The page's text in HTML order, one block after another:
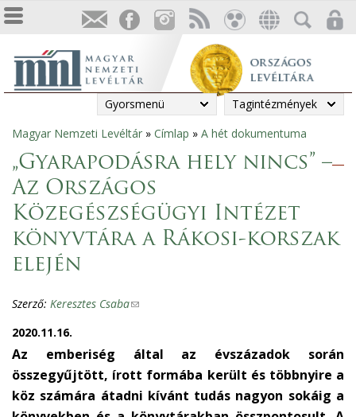
Gyorsmenü Tagintézmények
Jelenlegi
hely
Magyar Nemzeti Levéltár » Címlap » A hét dokumentuma
„Gyarapodásra hely nincs” –
Az Országos
Közegészségügyi Intézet
könyvtára a Rákosi-korszak
elején
Szerző: Keresztes Csaba(
n
k
s
2020.11.16.
Az emberiség által az évszázadok során
összegyűjtött, írott formába került és többnyire a
köz számára átadni kívánt tudás nagyon sokáig a